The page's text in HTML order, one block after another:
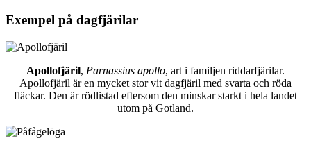
Exempel på dagfjärilar
Apollofjäril, Parnassius apollo, art i familjen riddarfjärilar.
Apollofjäril är en mycket stor vit dagfjäril med svarta och röda
fläckar. Den är rödlistad eftersom den minskar starkt i hela landet
utom på Gotland.